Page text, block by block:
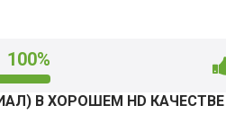
100%
В ХОРОШЕМ HD